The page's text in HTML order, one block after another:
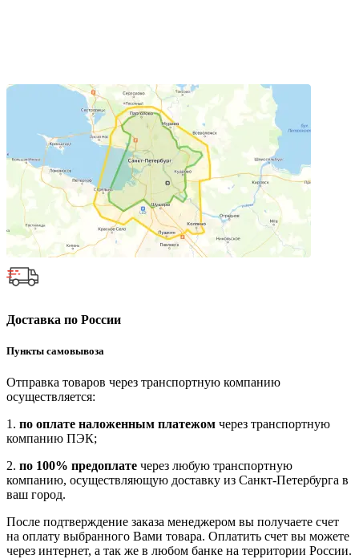
Доставка по России
Пункты самовывоза
Отправка товаров через транспортную компанию
осуществляется:
1. по оплате наложенным платежом через транспортную
компанию ПЭК;
2. по 100% предоплате через любую транспортную
компанию, осуществляющую доставку из Санкт-Петербурга в
ваш город.
После подтверждение заказа менеджером вы получаете счет
на оплату выбранного Вами товара. Оплатить счет вы можете
через интернет, а так же в любом банке на территории России.